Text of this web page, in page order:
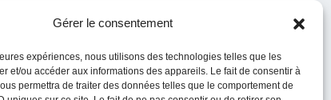
Gérer le consentement
expériences, nous utilisons des technologies telles que les
et/ou accéder aux informations des appareils. Le fait de consentir à
permettra de traiter des données telles que le comportement de